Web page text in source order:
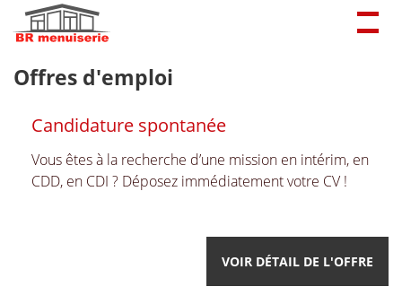
Offres d'emploi
Candidature spontanée
Vous êtes à la recherche d’une mission en intérim, en
CDD, en CDI ? Déposez immédiatement votre CV !
VOIR DÉTAIL DE L'OFFRE